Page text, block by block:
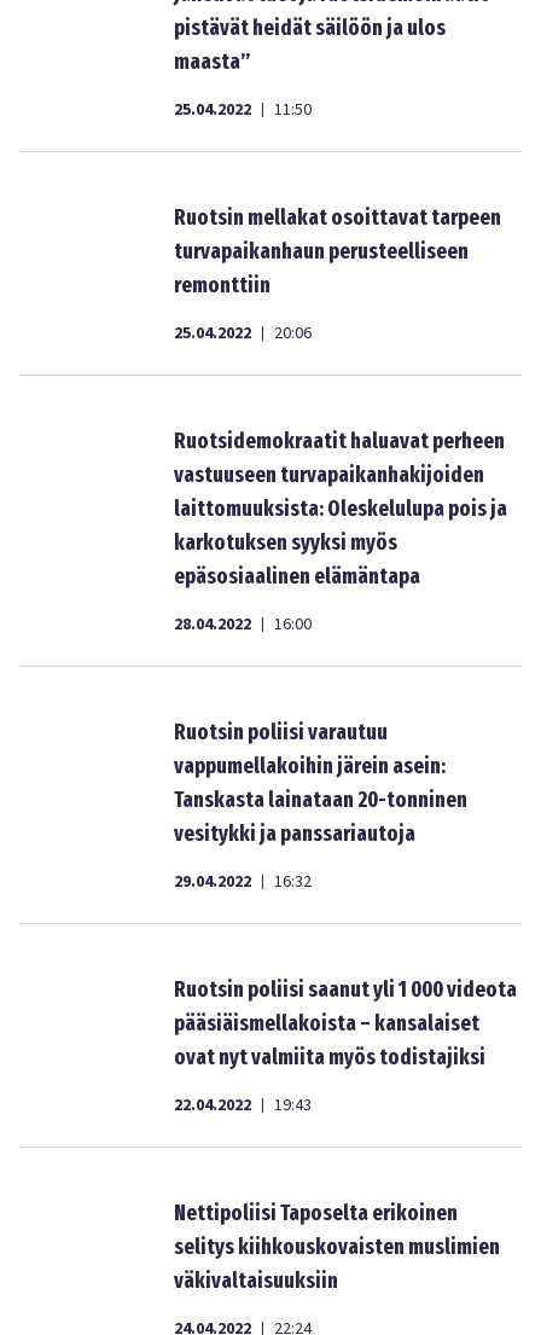
pistävät heidät säilöön ja ulos
maasta”
25.04.2022 | 11:50
Ruotsin mellakat osoittavat tarpeen
turvapaikanhaun perusteelliseen
remonttiin
25.04.2022 | 20:06
Ruotsidemokraatit haluavat perheen
vastuuseen turvapaikanhakijoiden
laittomuuksista: Oleskelulupa pois ja
karkotuksen syyksi myös
epäsosiaalinen elämäntapa
28.04.2022 | 16:00
Ruotsin poliisi varautuu
vappumellakoihin järein asein:
Tanskasta lainataan 20-tonninen
vesitykki ja panssariautoja
29.04.2022 | 16:32
Ruotsin poliisi saanut yli 1 000 videota
pääsiäismellakoista – kansalaiset
ovat nyt valmiita myös todistajiksi
22.04.2022 | 19:43
Nettipoliisi Taposelta erikoinen
selitys kiihkouskovaisten muslimien
väkivaltaisuuksiin
24.04.2022 | 22:24